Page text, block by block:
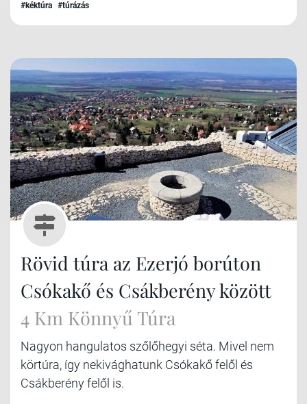
#kéktúra #túrázás
Rövid túra az Ezerjó borúton
Csókakő és Csákberény között
4 Km Könnyű Túra
Nagyon hangulatos szőlőhegyi séta. Mivel nem
körtúra, így nekivághatunk Csókakő felől és
Csákberény felől is.